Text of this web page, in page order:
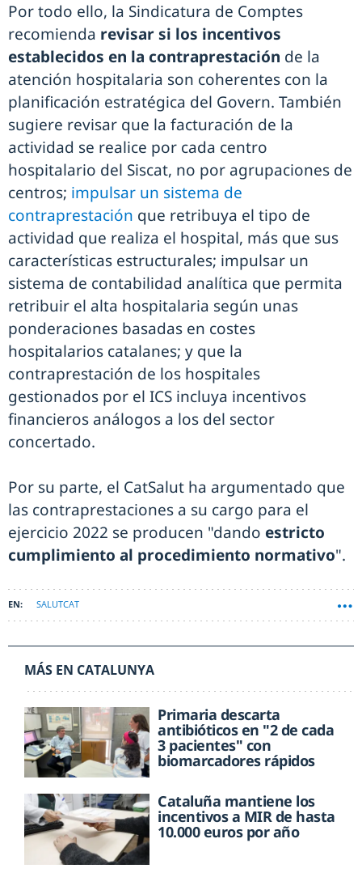
Por todo ello, la Sindicatura de Comptes
recomienda revisar si los incentivos
establecidos en la contraprestación de la
atención hospitalaria son coherentes con la
planificación estratégica del Govern. También
sugiere revisar que la facturación de la
actividad se realice por cada centro
hospitalario del Siscat, no por agrupaciones de
centros; impulsar un sistema de
contraprestación que retribuya el tipo de
actividad que realiza el hospital, más que sus
características estructurales; impulsar un
sistema de contabilidad analítica que permita
retribuir el alta hospitalaria según unas
ponderaciones basadas en costes
hospitalarios catalanes; y que la
contraprestación de los hospitales
gestionados por el ICS incluya incentivos
financieros análogos a los del sector
concertado.
Por su parte, el CatSalut ha argumentado que
las contraprestaciones a su cargo para el
ejercicio 2022 se producen "dando estricto
cumplimiento al procedimiento normativo".
SALUTCAT
MÁS EN CATALUNYA
Primaria descarta
antibióticos en "2 de cada
3 pacientes" con
biomarcadores rápidos
Cataluña mantiene los
incentivos a MIR de hasta
10.000 euros por año